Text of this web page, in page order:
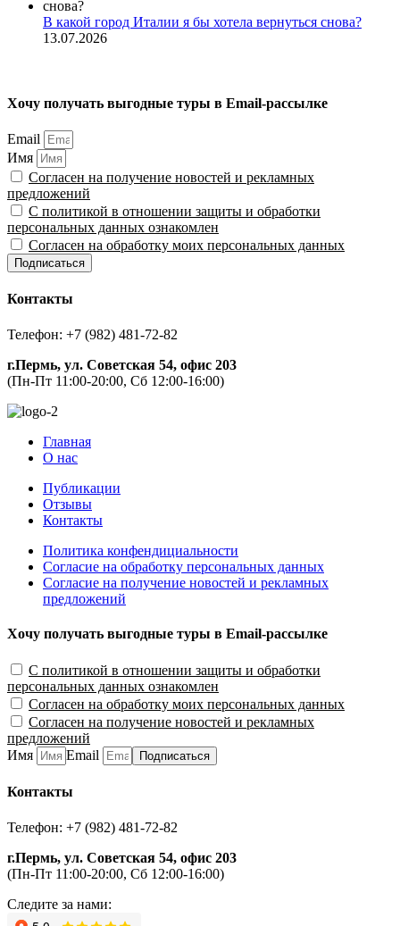
В какой город Италии я бы хотела вернуться снова?
13.07.2026
Хочу получать выгодные туры в Email-рассылке
Email
Имя
Согласен на получение новостей и рекламных
предложений
С политикой в отношении защиты и обработки
персональных данных ознакомлен
Согласен на обработку моих персональных данных
Подписаться
Контакты
Телефон: +7 (982) 481-72-82
г.Пермь, ул. Советская 54, офис 203
(Пн-Пт 11:00-20:00, Сб 12:00-16:00)
Главная
О нас
Публикации
Отзывы
Контакты
Политика конфендициальности
Согласие на обработку персональных данных
Согласие на получение новостей и рекламных
предложений
Хочу получать выгодные туры в Email-рассылке
С политикой в отношении защиты и обработки
персональных данных ознакомлен
Согласен на обработку моих персональных данных
Согласен на получение новостей и рекламных
предложений
Имя
Email Подписаться
Контакты
Телефон: +7 (982) 481-72-82
г.Пермь, ул. Советская 54, офис 203
(Пн-Пт 11:00-20:00, Сб 12:00-16:00)
Следите за нами: